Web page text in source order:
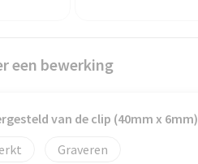
een bewerking
van de clip (40mm x 6mm)
Graveren